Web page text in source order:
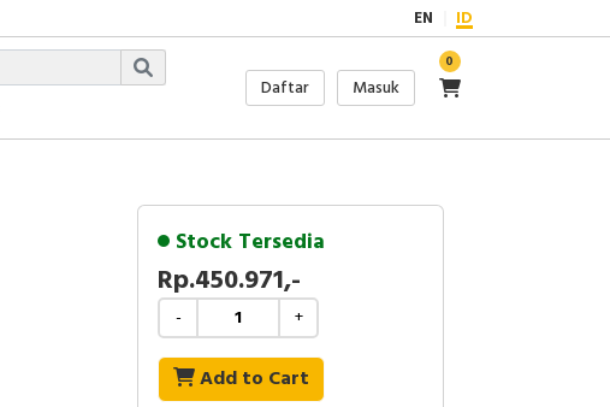
EN ID
Daftar Masuk
0
Stock Tersedia
Rp.450.971,-
- +
Add to Cart